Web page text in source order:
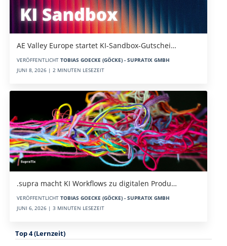
AE Valley Europe startet KI-Sandbox-Gutschei…
VERÖFFENTLICHT TOBIAS GOECKE (GÖCKE) - SUPRATIX GMBH
JUNI 8, 2026 | 2 MINUTEN LESEZEIT
.supra macht KI Workflows zu digitalen Produ…
VERÖFFENTLICHT TOBIAS GOECKE (GÖCKE) - SUPRATIX GMBH
JUNI 6, 2026 | 3 MINUTEN LESEZEIT
Top 4 (Lernzeit)